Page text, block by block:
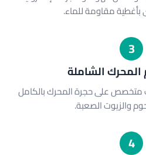
بأغطية مقاومة للماء.
3
المحرك الشاملة
على حجرة المحرك بالكامل
والزيوت الصعبة.
4